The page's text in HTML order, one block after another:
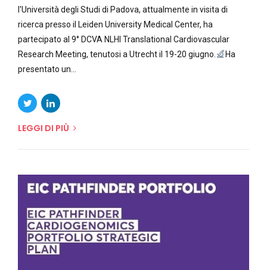
l'Università degli Studi di Padova, attualmente in visita di
ricerca presso il Leiden University Medical Center, ha
partecipato al 9° DCVA NLHI Translational Cardiovascular
Research Meeting, tenutosi a Utrecht il 19-20 giugno.
Ha
presentato un...
LEGGI DI PIÙ